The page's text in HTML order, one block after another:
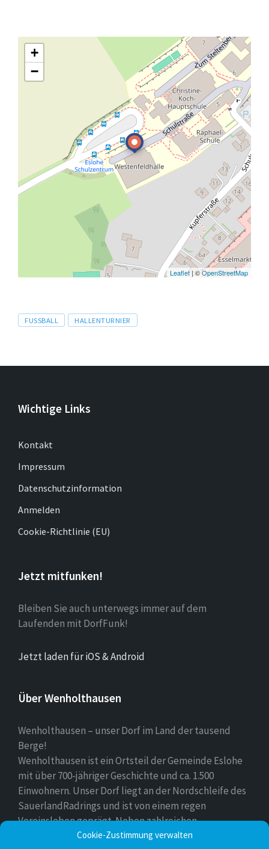
Cookie-Zustimmung verwalten
+
−
Leaflet | ©OpenStreetMap
Tags
FUSSBALL HALLENTURNIER
Wichtige Links
Kontakt
Impressum
Datenschutzinformation
Anmelden
Cookie-Richtlinie (EU)
Jetzt mitfunken!
Bleiben Sie auch unterwegs immer auf dem
Laufenden mit DorfFunk!
Jetzt laden für iOS & Android
Über Wenholthausen
Wenholthausen – unser Dorf im Land der tausend
Berge!
Wenholthausen ist ein Ortsteil der Gemeinde Eslohe
mit über 700-jähriger Geschichte und ca. 1.500
Einwohnern. Unser Dorf liegt an der Nordschleife des
SauerlandRadrings und ist von einem regen
Vereinsleben geprägt. Neben zahlreichen
Freizeitmöglichkeiten ist unser Ort für sein